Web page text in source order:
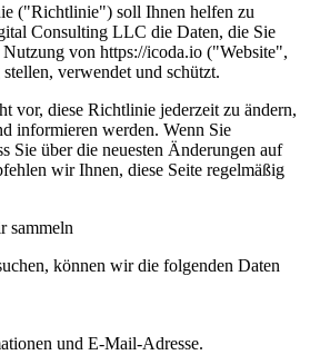
("Richtlinie") soll Ihnen helfen zu
Consulting LLC die Daten, die Sie
von https://icoda.io ("Website",
verwendet und schützt.
vor, diese Richtlinie jederzeit zu ändern,
informieren werden. Wenn Sie
Sie über die neuesten Änderungen auf
wir Ihnen, diese Seite regelmäßig
sammeln
können wir die folgenden Daten
und E-Mail-Adresse.